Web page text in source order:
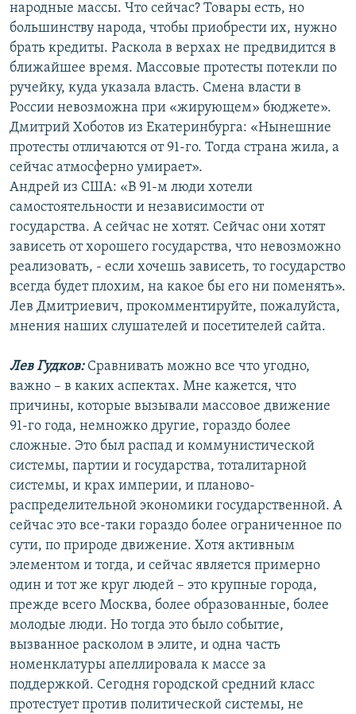
народные массы. Что сейчас? Товары есть, но
большинству народа, чтобы приобрести их, нужно
брать кредиты. Раскола в верхах не предвидится в
ближайшее время. Массовые протесты потекли по
ручейку, куда указала власть. Смена власти в
России невозможна при «жирующем» бюджете».
Дмитрий Хоботов из Екатеринбурга: «Нынешние
протесты отличаются от 91-го. Тогда страна жила, а
сейчас атмосферно умирает».
Андрей из США: «В 91-м люди хотели
самостоятельности и независимости от
государства. А сейчас не хотят. Сейчас они хотят
зависеть от хорошего государства, что невозможно
реализовать, - если хочешь зависеть, то государство
всегда будет плохим, на какое бы его ни поменять».
Лев Дмитриевич, прокомментируйте, пожалуйста,
мнения наших слушателей и посетителей сайта.
Лев Гудков:Сравнивать можно все что угодно,
важно – в каких аспектах. Мне кажется, что
причины, которые вызывали массовое движение
91-го года, немножко другие, гораздо более
сложные. Это был распад и коммунистической
системы, партии и государства, тоталитарной
системы, и крах империи, и планово-
распределительной экономики государственной. А
сейчас это все-таки гораздо более ограниченное по
сути, по природе движение. Хотя активным
элементом и тогда, и сейчас является примерно
один и тот же круг людей – это крупные города,
прежде всего Москва, более образованные, более
молодые люди. Но тогда это было событие,
вызванное расколом в элите, и одна часть
номенклатуры апеллировала к массе за
поддержкой. Сегодня городской средний класс
протестует против политической системы, не